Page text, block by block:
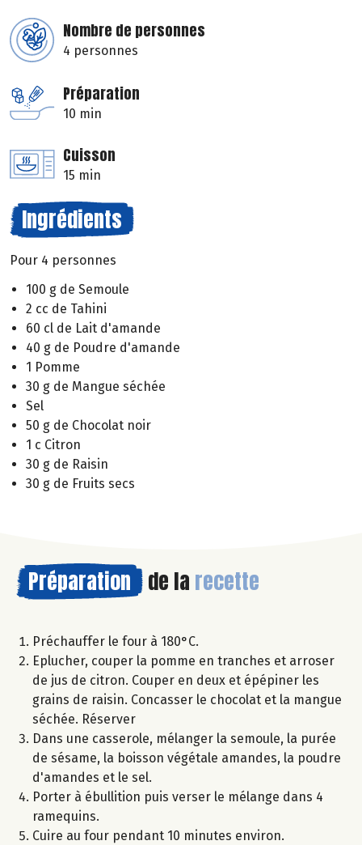
Nombre de personnes
4 personnes
Préparation
10 min
Cuisson
15 min
Ingrédients
Pour 4 personnes
100 g de Semoule
2 cc de Tahini
60 cl de Lait d'amande
40 g de Poudre d'amande
1 Pomme
30 g de Mangue séchée
Sel
50 g de Chocolat noir
1 c Citron
30 g de Raisin
30 g de Fruits secs
Préparation de la recette
Préchauffer le four à 180°C.
Eplucher, couper la pomme en tranches et arroser
de jus de citron. Couper en deux et épépiner les
grains de raisin. Concasser le chocolat et la mangue
séchée. Réserver
Dans une casserole, mélanger la semoule, la purée
de sésame, la boisson végétale amandes, la poudre
d'amandes et le sel.
Porter à ébullition puis verser le mélange dans 4
ramequins.
Cuire au four pendant 10 minutes environ.